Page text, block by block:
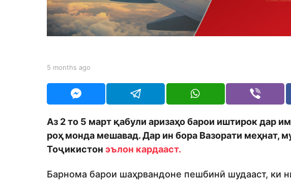
h
s
a
b
S
o
m
o
n
5 months ago
t
s
a
o
Аз 2 то 5 март қабули аризаҳо барои иштирок дар
роҳ монда мешавад. Дар ин бора Вазорати меҳнат,
Тоҷикистон эълон кардааст.
Барнома барои шаҳрвандоне пешбинӣ шудааст, ки